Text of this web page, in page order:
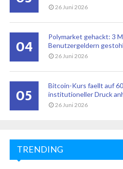
26 Juni 2026
04
Polymarket gehackt: 3
Benutzergeldern
26 Juni 2026
05
Bitcoin-Kurs faellt auf
institutioneller Druck
26 Juni 2026
TRENDING